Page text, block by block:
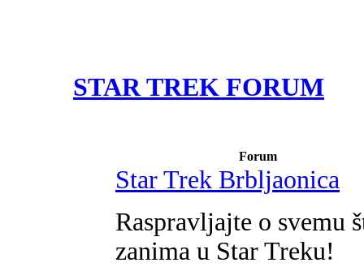
STAR TREK FORUM
Forum
Star Trek Brbljaonica
Raspravljajte o svemu
zanima u Star Treku!